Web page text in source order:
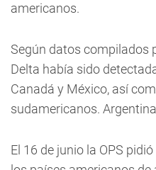
americanos.
Según datos compilados
Delta había sido
Canadá y México, así
sudamericanos.
El 16 de junio la OPS